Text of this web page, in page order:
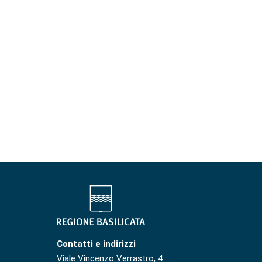
Contatti e indirizzi
Viale Vincenzo Verrastro, 4